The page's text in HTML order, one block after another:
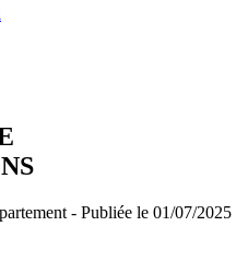
- Publiée le 01/07/2025